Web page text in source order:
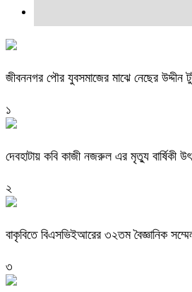
জীবননগর পৌর যুবসমাজের মাঝে নেছের উদ্দীন
১
দেবহাটায় কবি কাজী নজরুল এর মৃত্যু বার্ষিকী
২
বাকৃবিতে বিএসভিইআরের ৩২তম বৈজ্ঞানিক
৩